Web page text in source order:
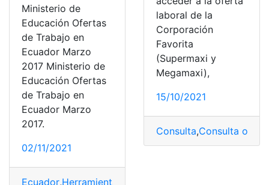
Ministerio de
Educación Ofertas
de Trabajo en
Ecuador Marzo
2017 Ministerio de
Educación Ofertas
de Trabajo en
Ecuador Marzo
2017.
02/11/2021
Ecuador,Herramientas Ecuador
laboral de la
Corporación
Favorita
(Supermaxi y
Megamaxi),
15/10/2021
Consulta,Consulta online